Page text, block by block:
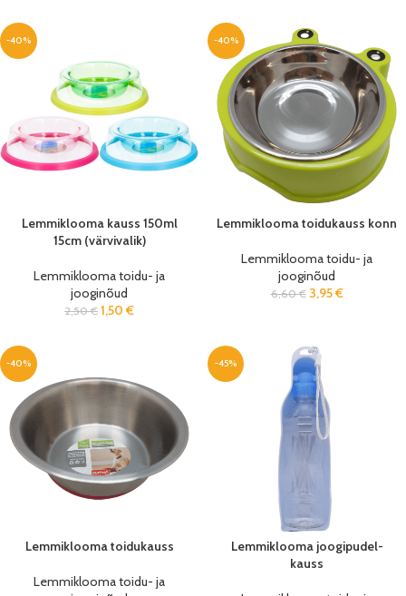
-40%
Lemmiklooma kauss 150ml
15cm (värvivalik)
Lemmiklooma toidu- ja
jooginõud
2,50€ 1,50 €
-40%
Lemmiklooma toidukauss konn
Lemmiklooma toidu- ja
jooginõud
6,60€ 3,95€
-40%
Lemmiklooma toidukauss
Lemmiklooma toidu- ja
-45%
Lemmiklooma joogipudel-
kauss